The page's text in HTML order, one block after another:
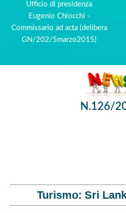
Ufficio di presidenza
Eugenio Chiocchi -
Commissario ad acta (delibera
GN/202/5marzo2015)
N.126/
Turismo: Sri